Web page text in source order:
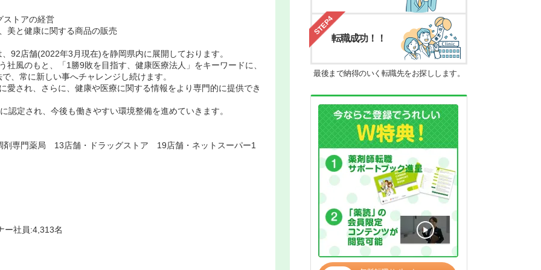
トアの経営
美と健康に関する商品の販売
92店舗(2022年3月現在)を静岡県内に展開しております。
風のもと、「1勝9敗を目指す、健康医療法人」をキーワードに、
、常に新しい事へチャレンジし続けます。
愛され、さらに、健康や医療に関する情報をより専門的に提供でき
認定され、今後も働きやすい環境整備を進めていきます。
専門薬局 13店舗・ドラッグストア 19店舗・ネットスーパー1
ー社員:4,313名
STEP4
転職成功！！
最後まで納得のいく転職先をお探しします。